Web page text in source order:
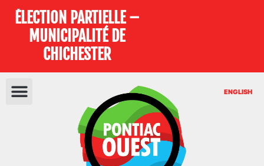
ÉLECTION PARTIELLE –
MUNICIPALITÉ DE
CHICHESTER
ENGLISH